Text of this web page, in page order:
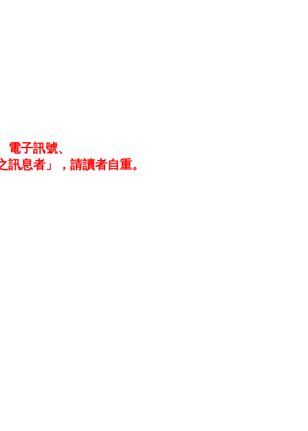
子訊號、
息者」，請讀者自重。